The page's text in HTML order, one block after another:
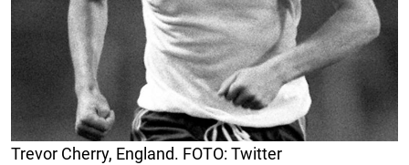
Trevor Cherry, England. FOTO: Twitter